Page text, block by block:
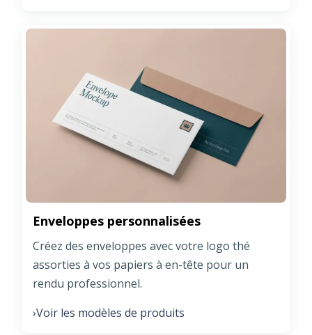
Enveloppes personnalisées
Créez des enveloppes avec votre logo thé
assorties à vos papiers à en-tête pour un
rendu professionnel.
›Voir les modèles de produits